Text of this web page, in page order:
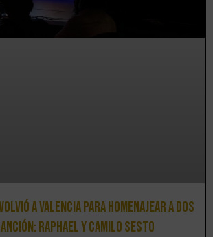
a Valencia para homenajear a dos
Raphael y Camilo Sesto